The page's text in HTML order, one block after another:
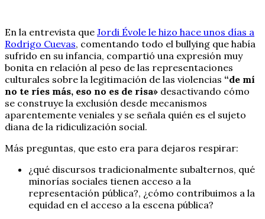
En la entrevista que Jordi Évole le hizo hace unos días a
Rodrigo Cuevas, comentando todo el bullying que había
sufrido en su infancia, compartió una expresión muy
bonita en relación al peso de las representaciones
culturales sobre la legitimación de las violencias “de mí
no te ríes más, eso no es de risa» desactivando cómo
se construye la exclusión desde mecanismos
aparentemente veniales y se señala quién es el sujeto
diana de la ridiculización social.
Más preguntas, que esto era para dejaros respirar:
¿qué discursos tradicionalmente subalternos, qué
minorías sociales tienen acceso a la
representación pública?, ¿cómo contribuimos a la
equidad en el acceso a la escena pública?